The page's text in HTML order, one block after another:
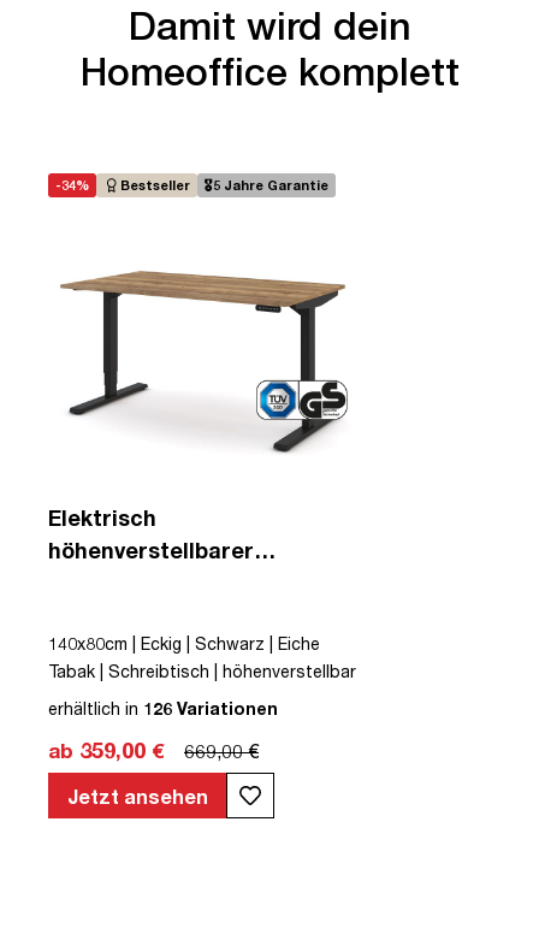
Damit wird dein
Homeoffice komplett
-34% Bestseller 🎖️5 Jahre Garantie
Elektrisch
höhenverstellbarer
140x80cm | Eckig | Schwarz | Eiche
Tabak | Schreibtisch | höhenverstellbar
| Kollisions-Schutz | Elektrisch
Metall | Holz | Melaminoberfläche |
Braun | Eiche Tabak | 5 Jahre
Herstellergarantie | unmontiert | TÜV©
erhältlich in 126 Variationen
ab 359,00 €
669,00 €
Jetzt ansehen